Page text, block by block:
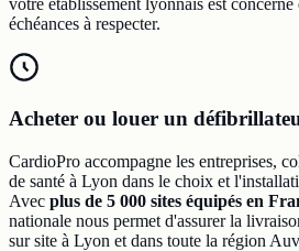
échéances à respecter.
Acheter ou louer un
CardioPro accompagne les entreprises,
de santé à Lyon dans le choix et
Avec plus de 5 000 sites équipés en
nationale nous permet d'assurer la
sur site à Lyon et dans toute la région